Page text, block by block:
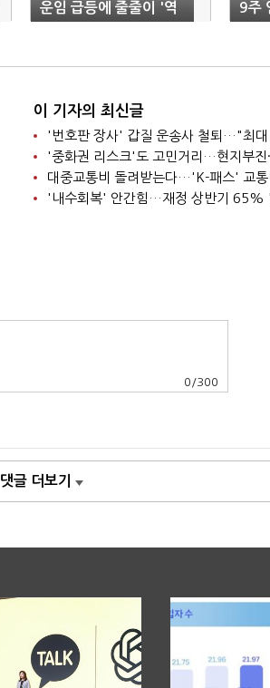
운임 급등에 줄줄이 '역
대급 실적'
9주
천
이 기자의 최신글
'번호판 장사' 갑질 운송사 철퇴…"최대
'중화권 리스크'도 고민거리…현지부진
대중교통비 돌려받는다…'K-패스' 교
'내수회복' 안간힘…재정 상반기 65%
0 /300
댓글 더보기